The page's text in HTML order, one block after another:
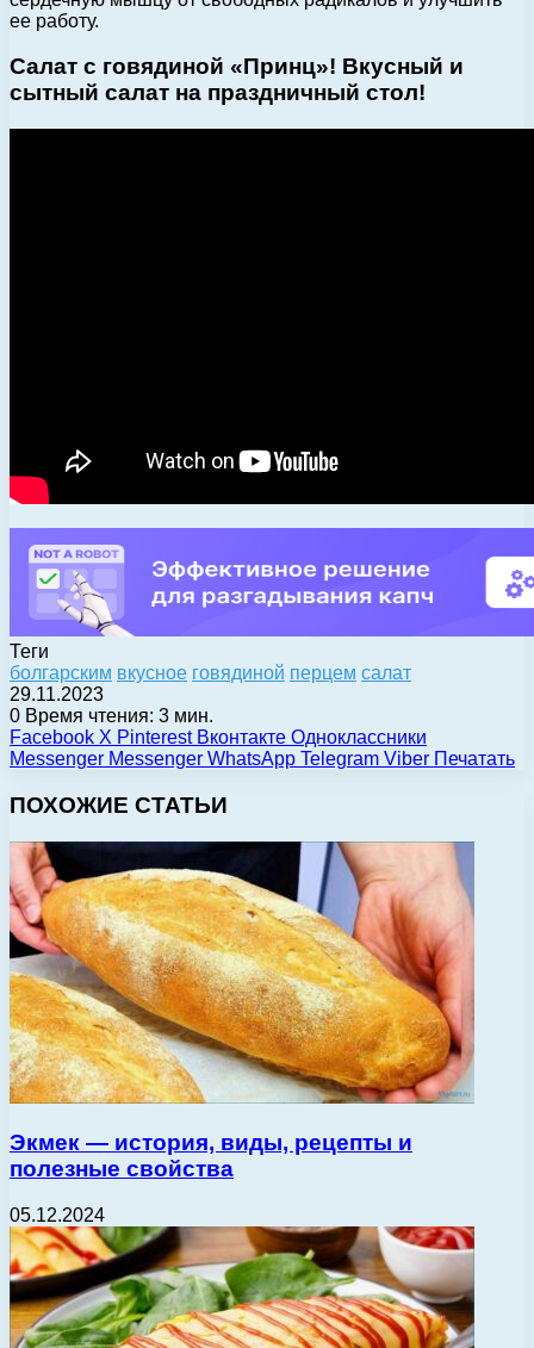
ее работу.
Салат с говядиной «Принц»! Вкусный и
сытный салат на праздничный стол!
Теги
болгарским вкусное говядиной перцем салат
29.11.2023
0 Время чтения: 3 мин.
Facebook X Pinterest Вконтакте Одноклассники
Messenger Messenger WhatsApp Telegram Viber Печатать
ПОХОЖИЕ СТАТЬИ
Экмек — история, виды, рецепты и
полезные свойства
05.12.2024